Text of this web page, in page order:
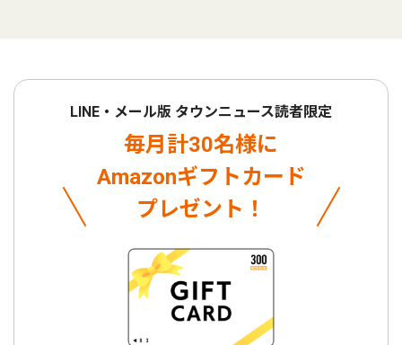
LINE・メール版 タウンニュース読者限定
毎月計30名様に
Amazonギフトカード
プレゼント！